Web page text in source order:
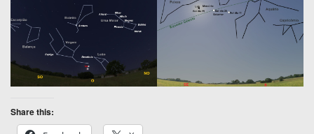
Share this: